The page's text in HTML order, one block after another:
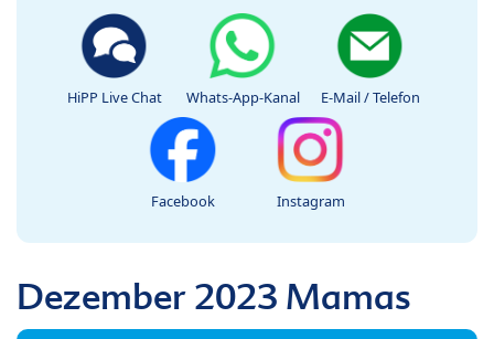
HiPP Live Chat Whats-App-Kanal E-Mail / Telefon
Facebook Instagram
Dezember 2023 Mamas